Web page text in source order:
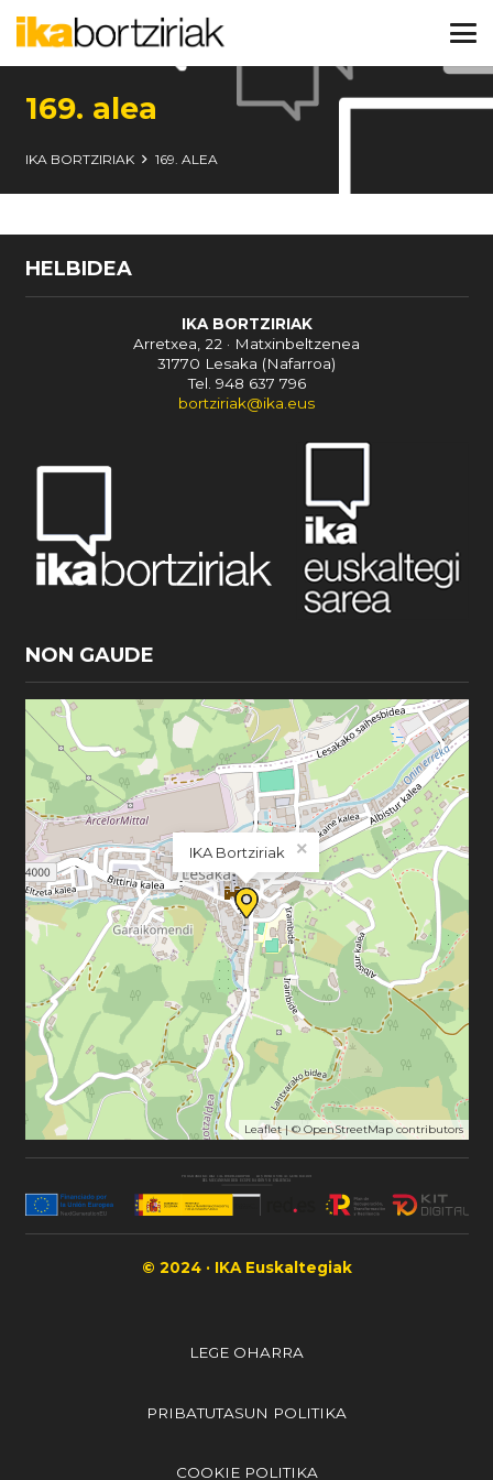
169. alea
IKA BORTZIRIAK 169. ALEA
HELBIDEA
IKA BORTZIRIAK
Arretxea, 22 · Matxinbeltzenea
31770 Lesaka (Nafarroa)
Tel. 948 637 796
bortziriak@ika.eus
NON GAUDE
IKA Bortziriak ×
Leaflet| © OpenStreetMapcontributors
© 2024 · IKA Euskaltegiak
LEGE OHARRA
PRIBATUTASUN POLITIKA
COOKIE POLITIKA